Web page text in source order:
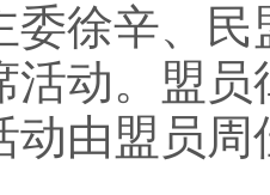
委徐辛、
活动。盟
动由盟员周